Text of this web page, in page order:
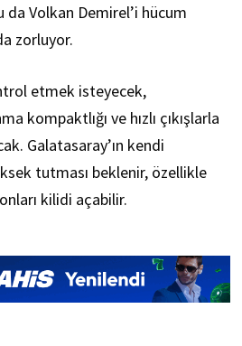
da Volkan Demirel’i hücum
zorluyor.
etmek isteyecek,
kompaktlığı ve hızlı çıkışlarla
Galatasaray’ın kendi
tutması beklenir, özellikle
kilidi açabilir.